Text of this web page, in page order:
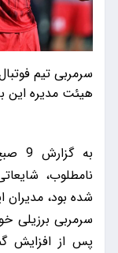
سرمربی تیم
هیئت مدیره این
به
نامطلوب،
شده بود، مدیران
سرمربی برزیلی
پس از افزایش